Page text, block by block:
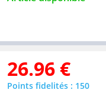
26.96 €
Points fidelités : 150